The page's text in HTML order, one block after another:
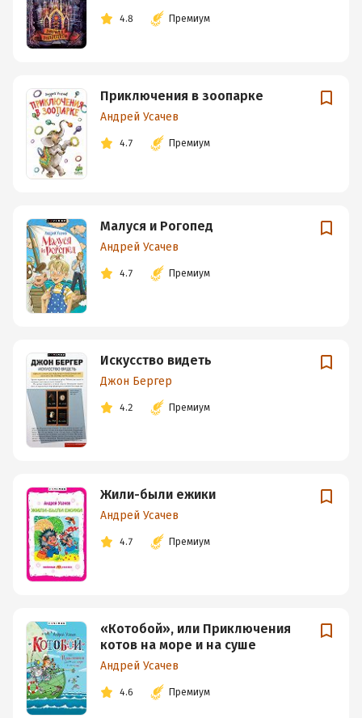
4.8 Премиум
Приключения в зоопарке
Андрей Усачев
4.7 Премиум
Малуся и Рогопед
Андрей Усачев
4.7 Премиум
Искусство видеть
Джон Бергер
4.2 Премиум
Жили-были ежики
Андрей Усачев
4.7 Премиум
«Котобой», или Приключения
котов на море и на суше
Андрей Усачев
4.6 Премиум